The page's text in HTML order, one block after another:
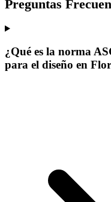
Preguntas
¿Qué es la norma
para el diseño en